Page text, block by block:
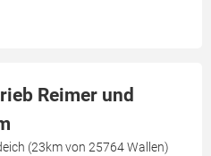
Reimer und
(23km von 25764 Wallen)